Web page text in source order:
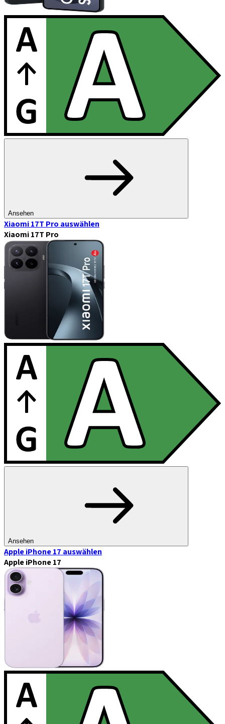
Ansehen
Xiaomi 17T Pro auswählen
Xiaomi 17T Pro
Ansehen
Apple iPhone 17 auswählen
Apple iPhone 17